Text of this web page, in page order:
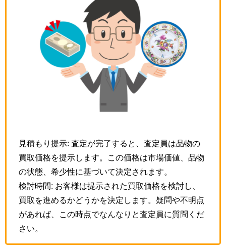
見積もり提示: 査定が完了すると、査定員は品物の
買取価格を提示します。この価格は市場価値、品物
の状態、希少性に基づいて決定されます。
検討時間: お客様は提示された買取価格を検討し、
買取を進めるかどうかを決定します。疑問や不明点
があれば、この時点でなんなりと査定員に質問くだ
さい。